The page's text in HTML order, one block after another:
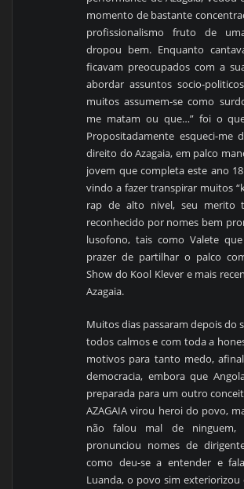
momento de bastante
profissionalismo fruto de
dropou bem. Enquanto
ficavam preocupados com a
abordar assuntos socio-
muitos assumem-se como
me matam ou que…” foi o
Propositadamente esqueci-me
direito do Azagaia, em palco
jovem que completa este ano
vindo a fazer transpirar muitos
rap de alto nivel, seu merito
reconhecido por nomes bem
lusofono, tais como Valete
prazer de partilhar o palco
Show do Kool Klever e mais
Azagaia.
Muitos dias passaram depois do
todos calmos e com toda a
motivos para tanto medo,
democracia, embora que
preparada para um outro
AZAGAIA virou heroi do povo,
não falou mal de ninguem,
pronunciou nomes de
como deu-se a entender e
Luanda, o povo sim